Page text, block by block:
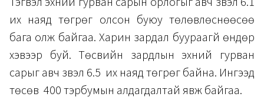
их наяд төгрөг олсон буюу төлөвлөснөөсөө
бага олж байгаа. Харин зардал буураагүй өндөр
хэвээр буй. Төсвийн зардлын эхний гурван
сарыг авч үзвэл 6.5 их наяд төгрөг байна. Ингээд
төсөв 400 тэрбумын алдагдалтай явж байгаа.